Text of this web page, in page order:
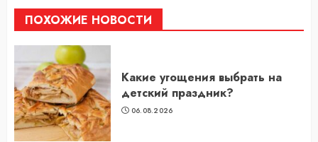
ПОХОЖИЕ НОВОСТИ
Какие угощения выбрать на
детский праздник?
06.08.2026